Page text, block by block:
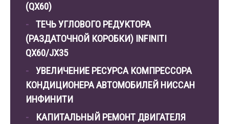
(QX60)
ТЕЧЬ УГЛОВОГО РЕДУКТОРА
(РАЗДАТОЧНОЙ КОРОБКИ) INFINITI
QX60/JX35
УВЕЛИЧЕНИЕ РЕСУРСА КОМПРЕССОРА
КОНДИЦИОНЕРА АВТОМОБИЛЕЙ НИССАН
ИНФИНИТИ
КАПИТАЛЬНЫЙ РЕМОНТ ДВИГАТЕЛЯ